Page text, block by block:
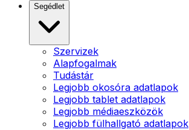
Segédlet
Szervizek
Alapfogalmak
Tudástár
Legjobb okosóra adatlapok
Legjobb tablet adatlapok
Legjobb médiaeszközök
Legjobb fülhallgató adatlapok